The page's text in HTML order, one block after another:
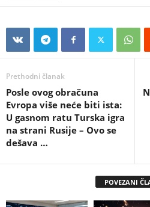
Prethodni članak
Posle ovog obračuna
Evropa više neće biti ista:
U gasnom ratu Turska igra
na strani Rusije – Ovo se
dešava …
POVEZANI